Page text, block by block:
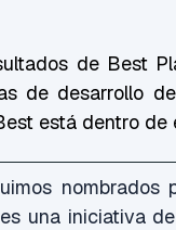
de Best
de desarrollo
está dentro de
nombrados
una iniciativa